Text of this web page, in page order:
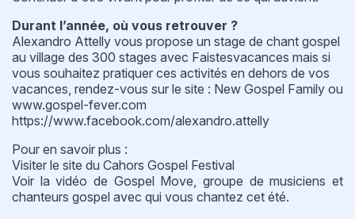
Durant l’année, où vous retrouver ?
Alexandro Attelly vous propose un stage de chant gospel
au village des 300 stages avec Faistesvacances mais si
vous souhaitez pratiquer ces activités en dehors de vos
vacances, rendez-vous sur le site : New Gospel Family ou
www.gospel-fever.com
https://www.facebook.com/alexandro.attelly
Pour en savoir plus :
Visiter le site du Cahors Gospel Festival
Voir la vidéo de Gospel Move , groupe de musiciens et
chanteurs gospel avec qui vous chantez cet été.